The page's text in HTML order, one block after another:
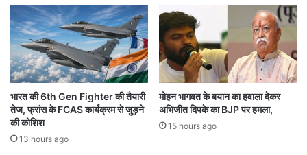
य
में
1
0
%
ज्या
दा
गि
की
कि
ता
बें
ब
द
गी
,
न
भारत की 6th Gen Fighter की तैयारी
तेज, फ्रांस के FCAS कार्यक्रम से जुड़ने
की कोशिश
13 hours ago
मोहन भागवत के बयान का हवाला देकर
अभिजीत दिपके का BJP पर हमला,
15 hours ago